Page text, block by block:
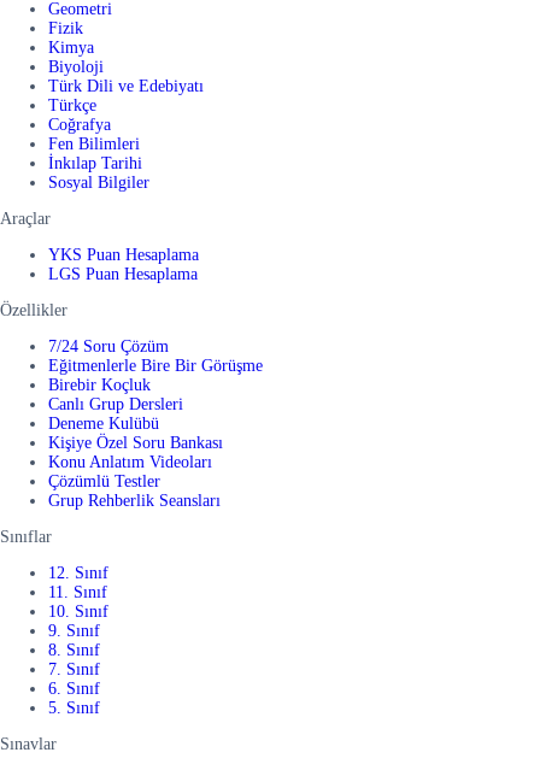
Geometri
Fizik
Kimya
Biyoloji
Türk Dili ve Edebiyatı
Türkçe
Coğrafya
Fen Bilimleri
İnkılap Tarihi
Sosyal Bilgiler
Araçlar
YKS Puan Hesaplama
LGS Puan Hesaplama
Özellikler
7/24 Soru Çözüm
Eğitmenlerle Bire Bir Görüşme
Birebir Koçluk
Canlı Grup Dersleri
Deneme Kulübü
Kişiye Özel Soru Bankası
Konu Anlatım Videoları
Çözümlü Testler
Grup Rehberlik Seansları
Sınıflar
12. Sınıf
11. Sınıf
10. Sınıf
9. Sınıf
8. Sınıf
7. Sınıf
6. Sınıf
5. Sınıf
Sınavlar